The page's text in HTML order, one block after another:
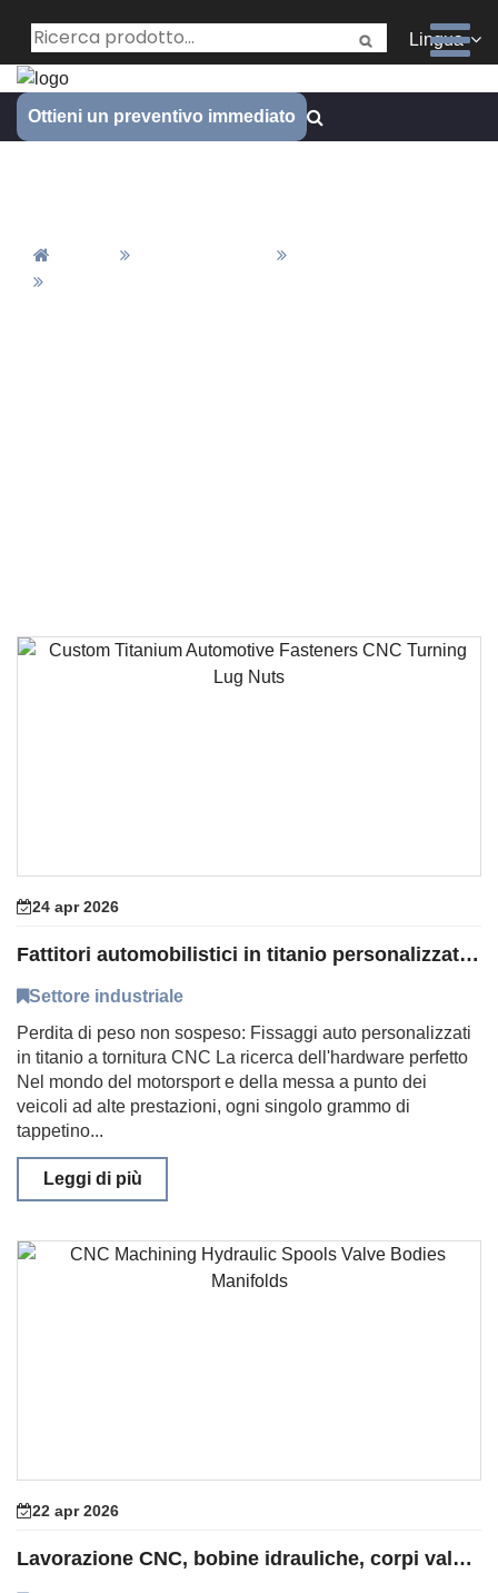
Lingua
Ottieni un preventivo immediato
24 apr 2026
Fattitori automobilistici in titanio personalizzati per dadi tornitati CNC
Settore industriale
Perdita di peso non sospeso: Fissaggi auto personalizzati
in titanio a tornitura CNC La ricerca dell'hardware perfetto
Nel mondo del motorsport e della messa a punto dei
veicoli ad alte prestazioni, ogni singolo grammo di
tappetino...
Leggi di più
22 apr 2026
Lavorazione CNC, bobine idrauliche, corpi valvole, collettori